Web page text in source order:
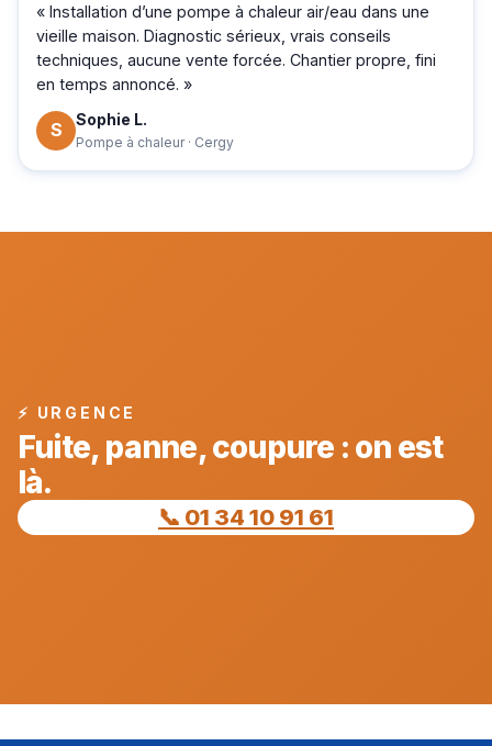
« Installation d’une pompe à chaleur air/eau dans une
vieille maison. Diagnostic sérieux, vrais conseils
techniques, aucune vente forcée. Chantier propre, fini
en temps annoncé. »
S Sophie L.
Pompe à chaleur · Cergy
⚡ URGENCE
Fuite, panne, coupure : on est
là.
📞 01 34 10 91 61